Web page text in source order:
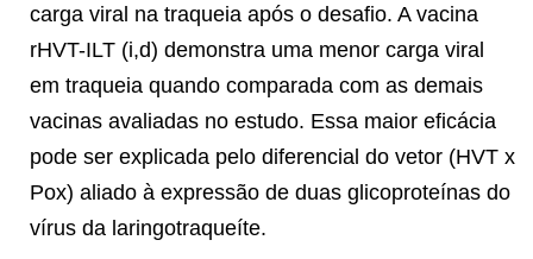
carga viral na traqueia após o desafio. A vacina
rHVT-ILT (i,d) demonstra uma menor carga viral
em traqueia quando comparada com as demais
vacinas avaliadas no estudo. Essa maior eficácia
pode ser explicada pelo diferencial do vetor (HVT x
Pox) aliado à expressão de duas glicoproteínas do
vírus da laringotraqueíte.